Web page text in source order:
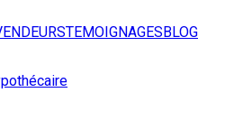
TEMOIGNAGESBLOG